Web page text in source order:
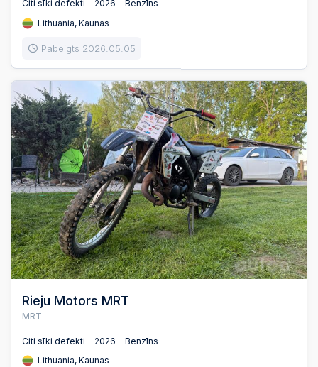
Citi sīki defekti 2026
Benzīns
Lithuania, Kaunas
Pabeigts 2026.05.05
Rieju Motors MRT
MRT
Citi sīki defekti 2026
Benzīns
Lithuania, Kaunas